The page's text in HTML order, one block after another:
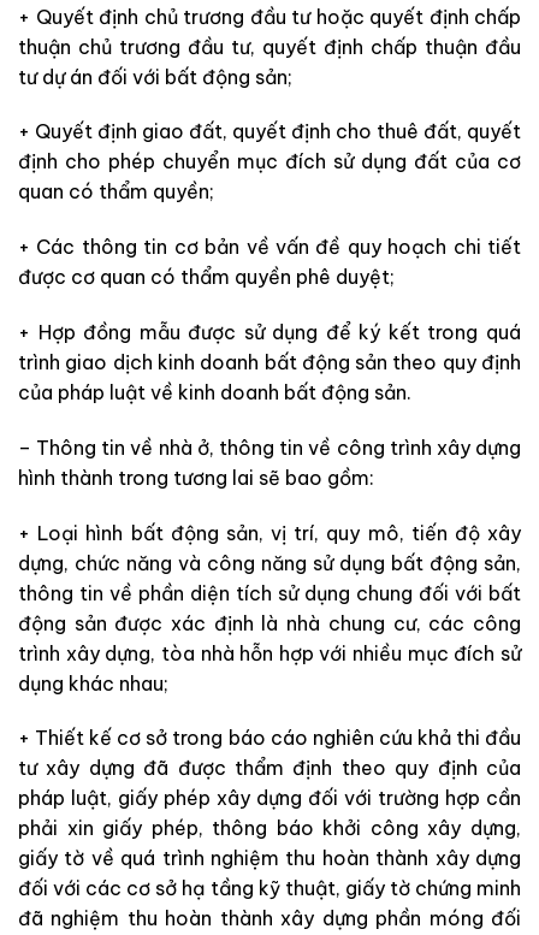
+ Quyết định chủ trương đầu tư hoặc quyết định chấp
thuận chủ trương đầu tư, quyết định chấp thuận đầu
tư dự án đối với bất động sản;
+ Quyết định giao đất, quyết định cho thuê đất, quyết
định cho phép chuyển mục đích sử dụng đất của cơ
quan có thẩm quyền;
+ Các thông tin cơ bản về vấn đề quy hoạch chi tiết
được cơ quan có thẩm quyền phê duyệt;
+ Hợp đồng mẫu được sử dụng để ký kết trong quá
trình giao dịch kinh doanh bất động sản theo quy định
của pháp luật về kinh doanh bất động sản.
– Thông tin về nhà ở, thông tin về công trình xây dựng
hình thành trong tương lai sẽ bao gồm:
+ Loại hình bất động sản, vị trí, quy mô, tiến độ xây
dựng, chức năng và công năng sử dụng bất động sản,
thông tin về phần diện tích sử dụng chung đối với bất
động sản được xác định là nhà chung cư, các công
trình xây dựng, tòa nhà hỗn hợp với nhiều mục đích sử
dụng khác nhau;
+ Thiết kế cơ sở trong báo cáo nghiên cứu khả thi đầu
tư xây dựng đã được thẩm định theo quy định của
pháp luật, giấy phép xây dựng đối với trường hợp cần
phải xin giấy phép, thông báo khởi công xây dựng,
giấy tờ về quá trình nghiệm thu hoàn thành xây dựng
đối với các cơ sở hạ tầng kỹ thuật, giấy tờ chứng minh
đã nghiệm thu hoàn thành xây dựng phần móng đối